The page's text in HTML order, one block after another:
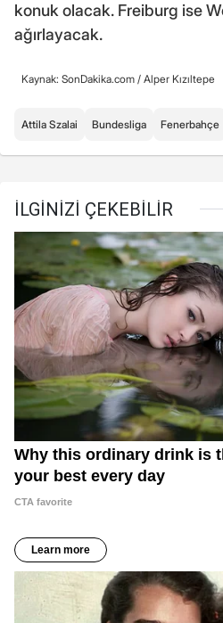
konuk olacak. Freiburg ise
ağırlayacak.
Kaynak: SonDakika.com / Alper Kızıltepe
Attila Szalai Bundesliga Fenerbahçe